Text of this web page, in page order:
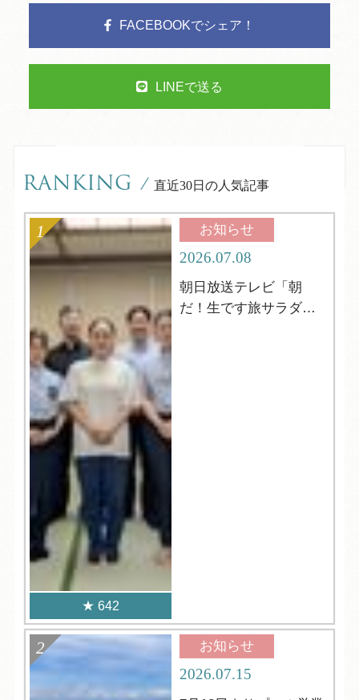
FACEBOOKでシェア！
LINEで送る
RANKING / 直近30日の人気記事
642
お知らせ
2026.07.08
朝日放送テレビ「朝
だ！生です旅サラダ」
お知らせ
2026.07.15